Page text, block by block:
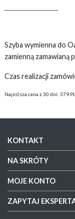
Szyba wymienna do
zamienną zamawianą
Czas realizacji
Najniższa cena z 30 dni: 379
KONTAKT
NA SKRÓTY
MOJE KONTO
ZAPYTAJ